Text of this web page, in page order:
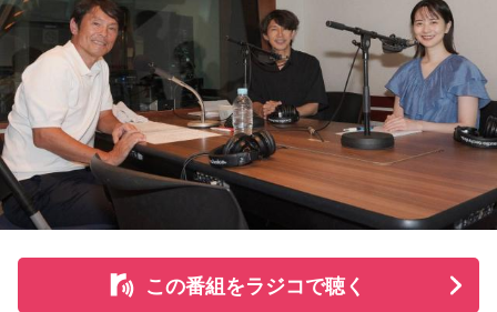
【12位】射手座（いて座）
心のモヤモヤが目立つような日です。今日は頑張らず、1人の
時間を大切にしたり、のんびり過ごす時間を持つようにしま
しょう。
【今日の一言メッセージ】
今日は不要なものを手放したり、今後の計画を見直すことを
心掛けると良い日です。
東京・池袋占い館セレーネ所属。10代に占いに出会い、勉
強、コミュニケーションなどの苦手な部分を克服。成績も最
る思い出を紹介。音楽を通してこれまでの人生を振り返りな
がら、これからの“自分らしい生き方”を考える時間を共有しま
した。田村は、人生の最後に流したい曲について、「お葬式
で流す曲は決めている。しかも自分の声で流したいと思っ
て、毎日ギターの弾き語りを書斎で練習して、音源として残
しているんです。娘たちにも聴こえているはずだから、お葬
式のときに『パパが弾いてた曲だ』と思ってもらえたら」と
思いを語りました。
この番組をラジコで聴く